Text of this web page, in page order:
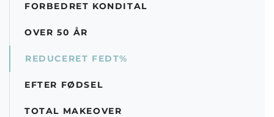
FORBEDRET KONDITAL
OVER 50 ÅR
REDUCERET FEDT%
EFTER FØDSEL
TOTAL MAKEOVER